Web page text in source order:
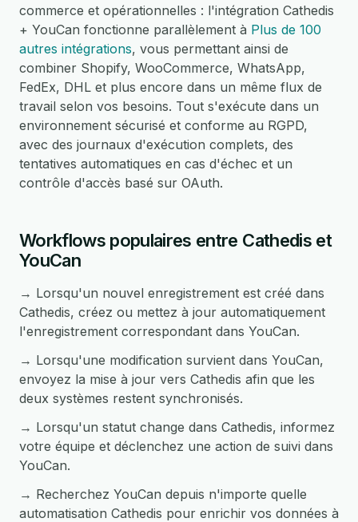
commerce et opérationnelles : l'intégration Cathedis
+ YouCan fonctionne parallèlement à Plus de 100
autres intégrations, vous permettant ainsi de
combiner Shopify, WooCommerce, WhatsApp,
FedEx, DHL et plus encore dans un même flux de
travail selon vos besoins. Tout s'exécute dans un
environnement sécurisé et conforme au RGPD,
avec des journaux d'exécution complets, des
tentatives automatiques en cas d'échec et un
contrôle d'accès basé sur OAuth.
Workflows populaires entre Cathedis et
YouCan
→ Lorsqu'un nouvel enregistrement est créé dans
Cathedis, créez ou mettez à jour automatiquement
l'enregistrement correspondant dans YouCan.
→ Lorsqu'une modification survient dans YouCan,
envoyez la mise à jour vers Cathedis afin que les
deux systèmes restent synchronisés.
→ Lorsqu'un statut change dans Cathedis, informez
votre équipe et déclenchez une action de suivi dans
YouCan.
→ Recherchez YouCan depuis n'importe quelle
automatisation Cathedis pour enrichir vos données à